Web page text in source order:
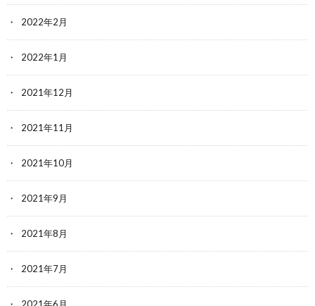
2022年2月
2022年1月
2021年12月
2021年11月
2021年10月
2021年9月
2021年8月
2021年7月
2021年6月